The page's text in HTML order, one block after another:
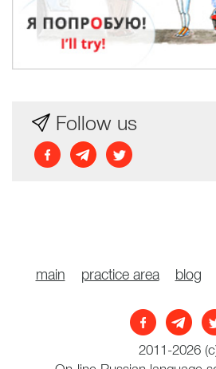
Follow us
main practice area blog
2011-2026